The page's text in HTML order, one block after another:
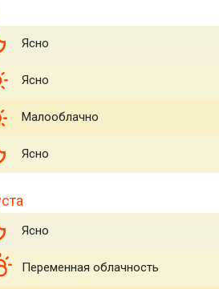
Ясно
Ясно
Малооблачно
Ясно
Ясно
Переменная облачность